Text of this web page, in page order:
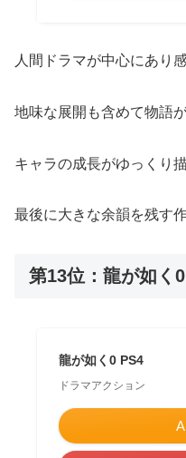
人間ドラマが中心にあり
地味な展開も含めて物語
キャラの成長がゆっくり描
最後に大きな余韻を残す作
第13位：龍が如く0
龍が如く0 PS4
ドラマアクション